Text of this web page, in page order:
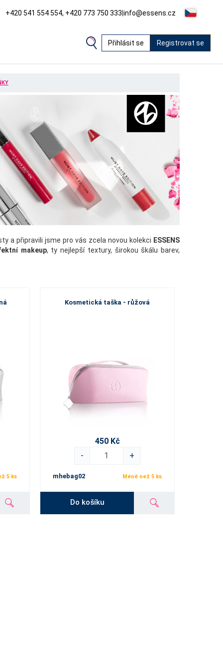
+420 541 554 554, +420 773 750 333|info@essens.cz
Přihlásit se Registrovat se
a připravili jsme pro vás zcela novou kolekci ESSENS
makeup, ty nejlepší textury, širokou škálu barev,
5 ks
Kosmetická taška - růžová
450 Kč
-
+
mhebag02 Méně než 5 ks
Do košíku